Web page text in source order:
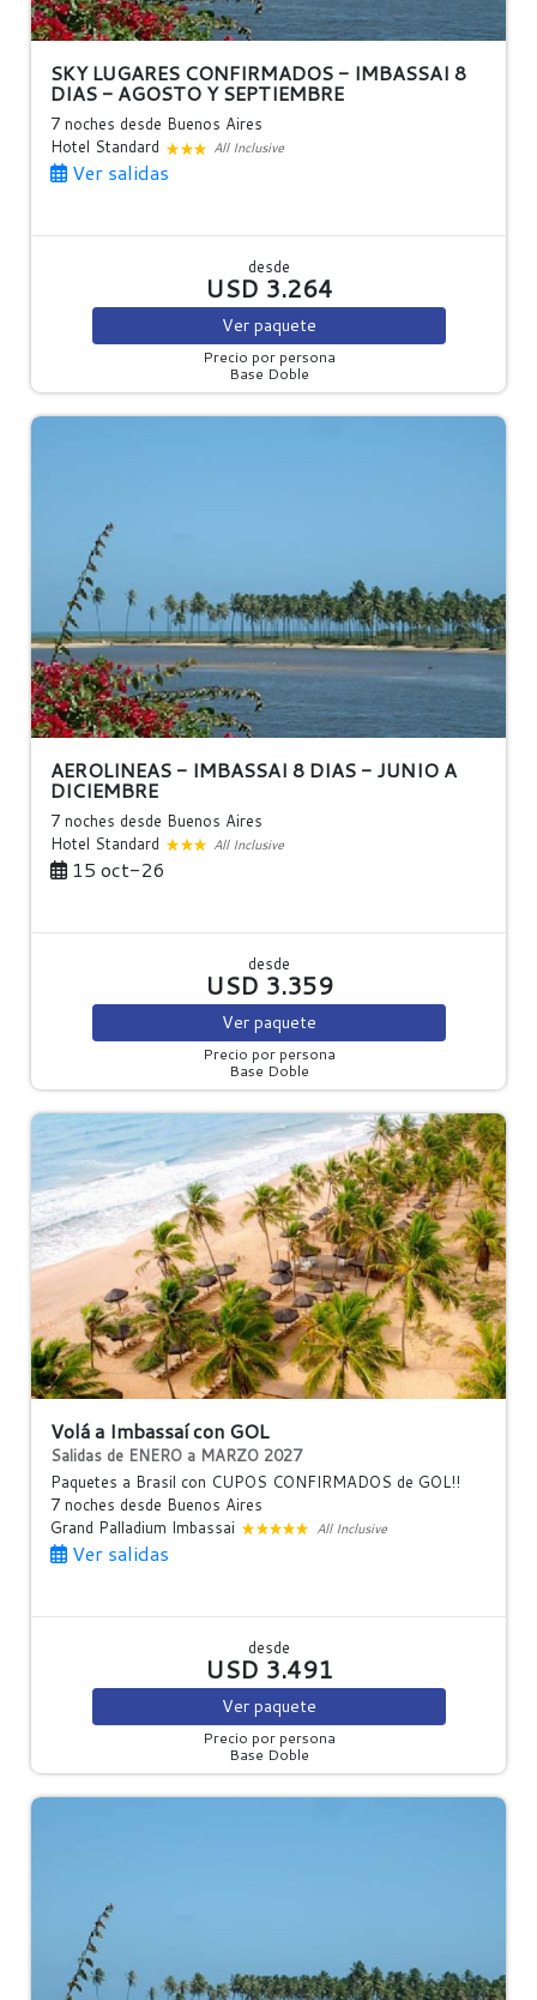
SKY LUGARES CONFIRMADOS - IMBASSAI 8
DIAS - AGOSTO Y SEPTIEMBRE
7 noches desde Buenos Aires
Hotel Standard
All Inclusive
Ver salidas
desde
USD 3.264
Ver paquete
Precio por persona
Base Doble
AEROLINEAS - IMBASSAI 8 DIAS - JUNIO A
DICIEMBRE
7 noches desde Buenos Aires
Hotel Standard
All Inclusive
15 oct-26
desde
USD 3.359
Ver paquete
Precio por persona
Base Doble
Volá a Imbassaí con GOL
Salidas de ENERO a MARZO 2027
Paquetes a Brasil con CUPOS CONFIRMADOS de GOL!!
7 noches desde Buenos Aires
Grand Palladium Imbassai
All Inclusive
Ver salidas
desde
USD 3.491
Ver paquete
Precio por persona
Base Doble